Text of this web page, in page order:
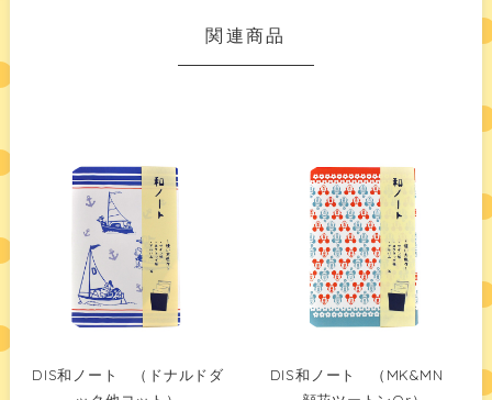
関連商品
DIS和ノート （ドナルドダ
DIS和ノート （MK&MN